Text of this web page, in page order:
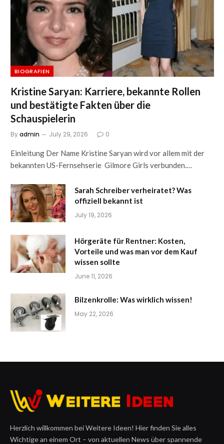
BIOGRAFIEN
Kristine Saryan: Karriere, bekannte Rollen
und bestätigte Fakten über die
Schauspielerin
Byadmin July 29, 2026 0
Einleitung Der Name Kristine Saryan wird vor allem mit der
bekannten US-Fernsehserie Gilmore Girls verbunden.…
Sarah Schreiber verheiratet? Was
offiziell bekannt ist
July 19, 2026
Hörgeräte für Rentner: Kosten,
Vorteile und was man vor dem Kauf
wissen sollte
June 11, 2026
Bilzenkrolle: Was wirklich wissen!
May 22, 2026
Herzlich willkommen bei Weitere Ideen! Hier finden Sie alles
Wichtige an einem Ort – von aktuellen News über spannende